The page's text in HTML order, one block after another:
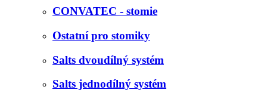
CONVATEC - stomie
Ostatní pro stomiky
Salts dvoudílný systém
Salts jednodílný systém